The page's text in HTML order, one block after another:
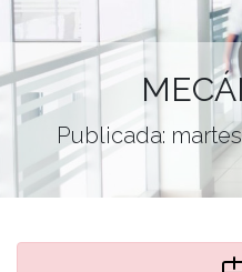
Publicada: